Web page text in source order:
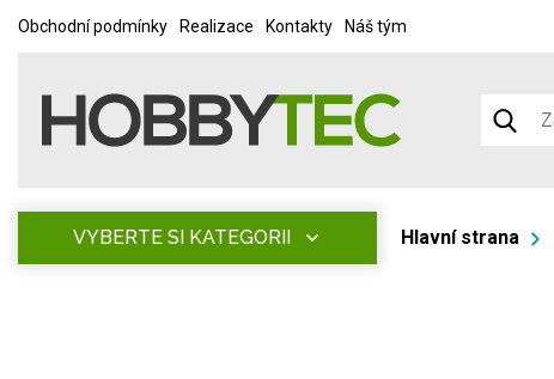
Obchodní podmínky Realizace Kontakty Náš tým
VYBERTE SI KATEGORII Hlavní strana